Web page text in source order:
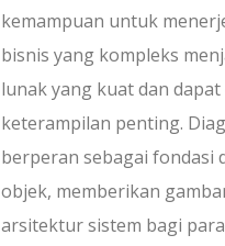
kemampuan untuk
bisnis yang kompleks
lunak yang kuat dan
keterampilan penting.
berperan sebagai fondasi
objek, memberikan
arsitektur sistem bagi